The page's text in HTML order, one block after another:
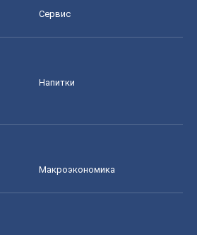
Сервис
Напитки
Mакроэкономика